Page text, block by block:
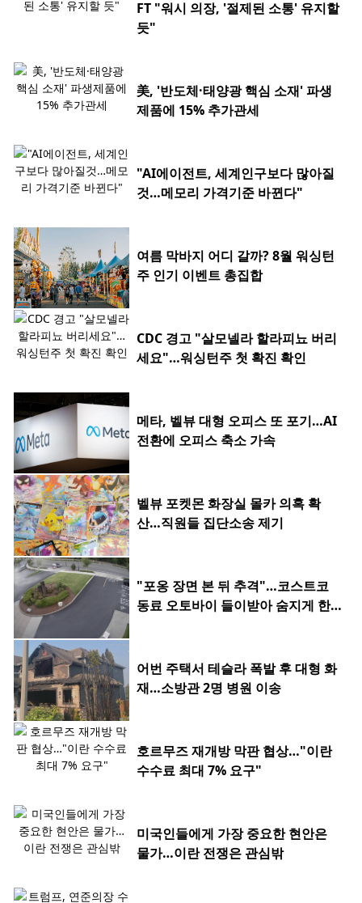
FT "워시 의장, '절제된 소통' 유지할
듯"
美, '반도체·태양광 핵심 소재' 파생
제품에 15% 추가관세
"AI에이전트, 세계인구보다 많아질
것…메모리 가격기준 바뀐다"
여름 막바지 어디 갈까? 8월 워싱턴
주 인기 이벤트 총집합
CDC 경고 "살모넬라 할라피뇨 버리
세요"…워싱턴주 첫 확진 확인
메타, 벨뷰 대형 오피스 또 포기…AI
전환에 오피스 축소 가속
벨뷰 포켓몬 화장실 몰카 의혹 확
산…직원들 집단소송 제기
"포옹 장면 본 뒤 추격"…코스트코
동료 오토바이 들이받아 숨지게 한 2
어번 주택서 테슬라 폭발 후 대형 화
재…소방관 2명 병원 이송
호르무즈 재개방 막판 협상…"이란
수수료 최대 7% 요구"
미국인들에게 가장 중요한 현안은
물가…이란 전쟁은 관심밖